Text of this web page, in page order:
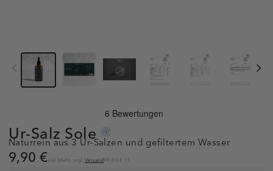
Ur-SalzSole
Naturrein aus 3 Ur-Salzen und gefiltertem Wasser
9,90 € inkl. MwSt. zzgl. Versand99,00 € /